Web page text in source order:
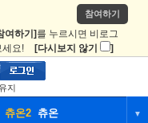
참여하기
여하기] 를 누르시면 비로그
세요! [다시보지 않기 ]
지
츄온2 츄온 ▼